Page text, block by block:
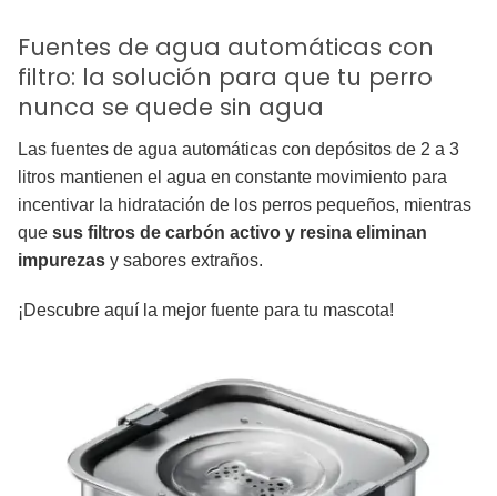
Fuentes de agua automáticas con
filtro: la solución para que tu perro
nunca se quede sin agua
Las fuentes de agua automáticas con depósitos de 2 a 3
litros mantienen el agua en constante movimiento para
incentivar la hidratación de los perros pequeños, mientras
que sus filtros de carbón activo y resina eliminan
impurezas y sabores extraños.
¡Descubre aquí la mejor fuente para tu mascota!